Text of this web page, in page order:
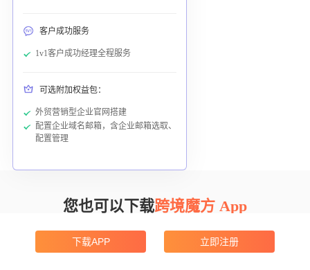
客户成功服务
1v1客户成功经理全程服务
可选附加权益包：
外贸营销型企业官网搭建
配置企业域名邮箱，含企业邮箱选取、
配置管理
您也可以下载跨境魔方 App
多端适配，赋能外贸增长，助力客户成功
下载APP 立即注册